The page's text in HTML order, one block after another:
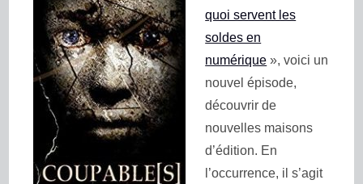
quoi servent les
soldes en
numérique », voici un
nouvel épisode,
découvrir de
nouvelles maisons
d’édition. En
l’occurrence, il s’agit